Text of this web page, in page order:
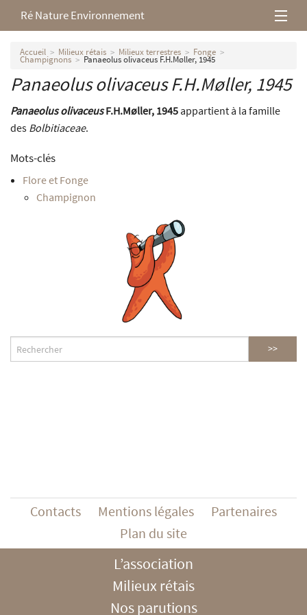
Ré Nature Environnement
L’association
Milieux rétais
Nos parutions
Accueil Milieux rétais Milieux terrestres Fonge
Champignons Panaeolus olivaceus F.H.Møller, 1945
Panaeolus olivaceusF.H.Møller, 1945
Panaeolus olivaceusF.H.Møller, 1945 appartient à la famille
des Bolbitiaceae.
Mots-clés
Flore et Fonge
Champignon
Contacts Mentions légales
Partenaires
Plan du site
L’association
Milieux rétais
Nos parutions